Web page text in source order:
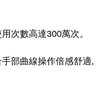
次數高達300萬次。
部曲線操作倍感舒適,